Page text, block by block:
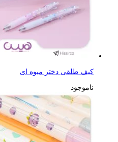
کیف طلقی دختر میوه ای
ناموجود